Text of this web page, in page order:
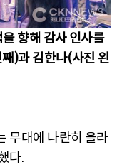
향해 감사 인사를
)과 김한나(사진 왼
무대에 나란히 올라
다.